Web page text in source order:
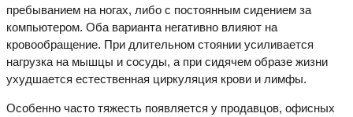
пребыванием на ногах, либо с постоянным сидением за
компьютером. Оба варианта негативно влияют на
кровообращение. При длительном стоянии усиливается
нагрузка на мышцы и сосуды, а при сидячем образе жизни
ухудшается естественная циркуляция крови и лимфы.
Особенно часто тяжесть появляется у продавцов, офисных